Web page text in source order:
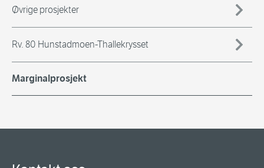
Øvrige prosjekter
Rv. 80 Hunstadmoen-Thallekrysset
Marginalprosjekt